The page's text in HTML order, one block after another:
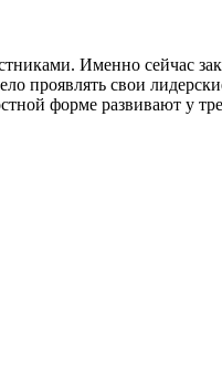
Именно сейчас
проявлять свои
форме развивают у